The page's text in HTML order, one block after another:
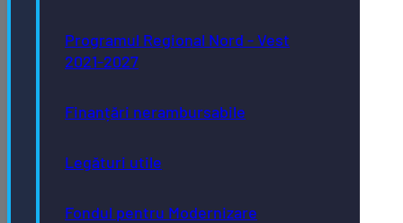
Programul Regional Nord - Vest
2021-2027
Finanțări nerambursabile
Legături utile
Fondul pentru Modernizare